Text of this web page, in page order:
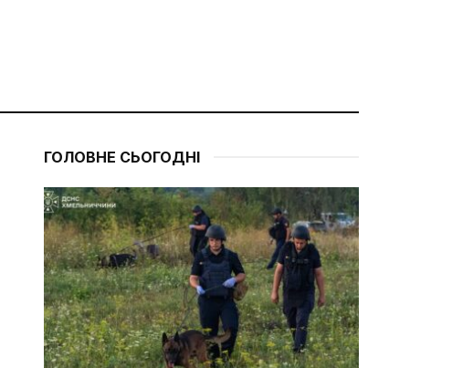
ГОЛОВНЕ СЬОГОДНІ